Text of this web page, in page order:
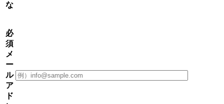
な
必
須
メ
ー
ル
ア
ド